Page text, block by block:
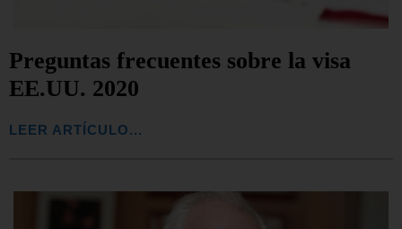
Preguntas frecuentes sobre la visa
EE.UU. 2020
LEER ARTÍCULO...